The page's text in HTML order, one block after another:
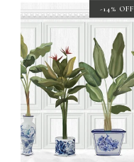
-14% OFF